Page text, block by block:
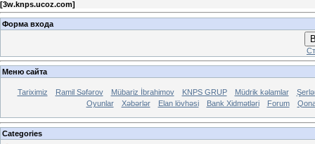
[3w.knps.ucoz.com]
Форма входа
Меню сайта
Tariximiz Ramil Səfərov Mübariz İbrahimov KNPS GRUP Müdrik kəlamlar
Oyunlar
Xəbərlər Elan lövhəsi Bank Xidmətləri Forum
Categories